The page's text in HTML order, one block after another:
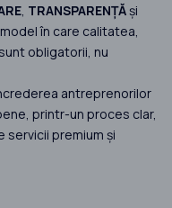
, TRANSPARENȚĂși
în care calitatea,
obligatorii, nu
antreprenorilor
printr-un proces clar,
premium și